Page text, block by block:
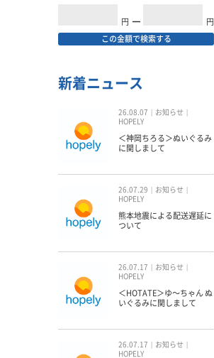
円 ━ 円
この金額で検索する
新着ニュース
26.08.07
お知らせ
HOPELY
＜神岡ちろる＞ぬいぐるみ
に関しまして
26.07.29
お知らせ
HOPELY
熊本地震による配送遅延に
ついて
26.07.17
お知らせ
HOPELY
＜HOTATE＞ゆ〜ちゃん ぬ
いぐるみに関しまして
26.07.17
お知らせ
HOPELY